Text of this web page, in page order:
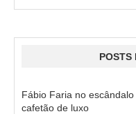
POSTS
Fábio Faria no
cafetão de luxo